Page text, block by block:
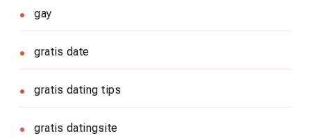
gay
gratis date
gratis dating tips
gratis datingsite